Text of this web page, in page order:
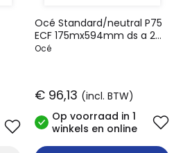
Océ Standard/neutral P75
ECF 175mx594mm ds a 2
rol
Océ
€ 96,13 (incl. BTW)
Op voorraad in 1
winkels en online